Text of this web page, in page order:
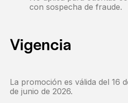
con sospecha de fraude.
Vigencia
La promoción es válida del 16
de junio de 2026.